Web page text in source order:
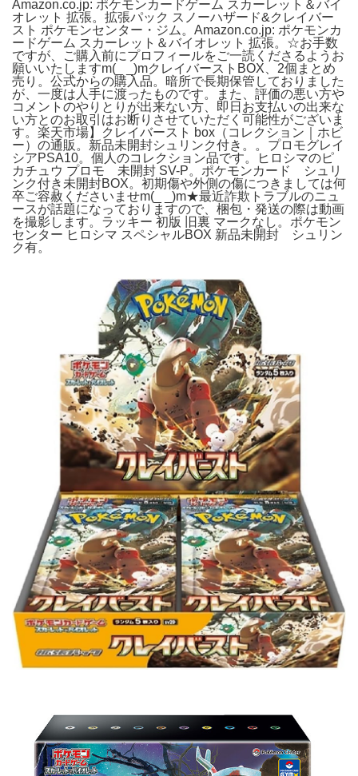
Amazon.co.jp: ポケモンカードゲーム スカーレット＆バイ
オレット 拡張。拡張パック スノーハザード&クレイバー
スト ポケモンセンター・ジム。Amazon.co.jp: ポケモンカ
ードゲーム スカーレット＆バイオレット 拡張。☆お手数
ですが、ご購入前にプロフィールをご一読くださるようお
願いいたしますm(_ _)mクレイバーストBOX、2個まとめ
売り。公式からの購入品。暗所で長期保管しておりました
が、一度は人手に渡ったものです。また、評価の悪い方や
コメントのやりとりが出来ない方、即日お支払いの出来な
い方とのお取引はお断りさせていただく可能性がございま
す。楽天市場】クレイバースト box（コレクション｜ホビ
ー）の通販。新品未開封シュリンク付き。。プロモグレイ
シアPSA10。個人のコレクション品です。ヒロシマのピ
カチュウ プロモ 未開封 SV-P。ポケモンカード シュリ
ンク付き未開封BOX。初期傷や外側の傷につきましては何
卒ご容赦くださいませm(_ _)m★最近詐欺トラブルのニュ
ースが話題になっておりますので、梱包・発送の際は動画
を撮影します。ラッキー 初版 旧裏 マークなし。ポケモン
センター ヒロシマ スペシャルBOX 新品未開封 シュリン
ク有。